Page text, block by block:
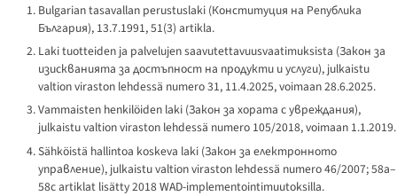
Bulgarian tasavallan perustuslaki (Конституция на Република
България), 13.7.1991, 51(3) artikla.
Laki tuotteiden ja palvelujen saavutettavuusvaatimuksista (Закон за
изискванията за достъпност на продукти и услуги), julkaistu
valtion viraston lehdessä numero 31, 11.4.2025, voimaan 28.6.2025.
Vammaisten henkilöiden laki (Закон за хората с увреждания),
julkaistu valtion viraston lehdessä numero 105/2018, voimaan 1.1.2019.
Sähköistä hallintoa koskeva laki (Закон за електронното
управление), julkaistu valtion viraston lehdessä numero 46/2007; 58a–
58c artiklat lisätty 2018 WAD-implementointimuutoksilla.